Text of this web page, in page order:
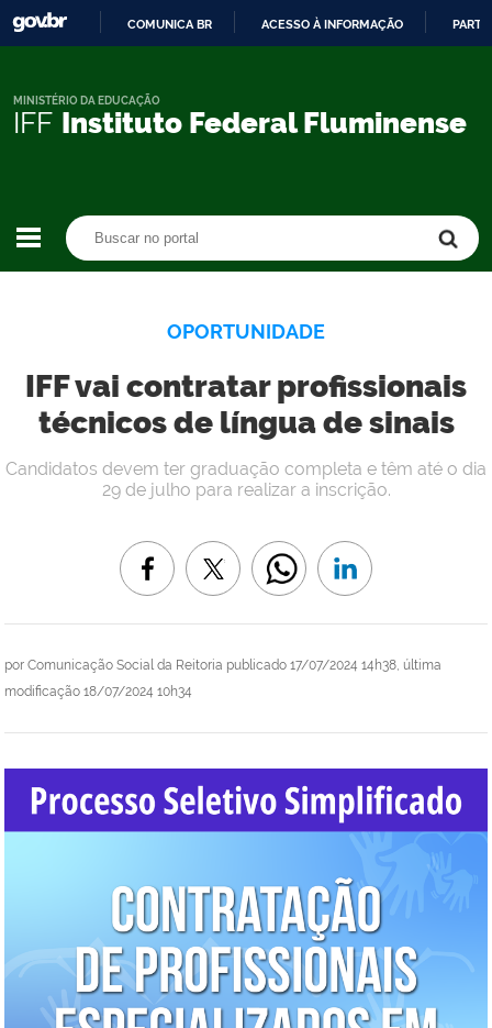
CONTEÚDO
COMUNICA BR ACESSO À INFORMAÇÃO
IFF Instituto Federal Fluminense
MINISTÉRIO DA EDUCAÇÃO
OPORTUNIDADE
IFF vai contratar profissionais
técnicos de língua de sinais
por Comunicação Social da Reitoria publicado 17/07/2024 14h38, última
modificação 18/07/2024 10h34
Candidatos devem ter graduação completa e têm até o dia
29 de julho para realizar a inscrição.